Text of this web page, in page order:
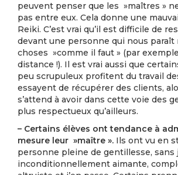
peuvent penser que les »maîtres »
pas entre eux. Cela donne une
Reiki. C’est vrai qu’il est difficile de
devant une personne qui nous paraît
choses »comme il faut » (par
distance !). Il est vrai aussi que
peu scrupuleux profitent du travail
essayent de récupérer des clients,
s’attend à avoir dans cette voie des
plus respectueux qu’ailleurs.
– Certains élèves ont tendance à
mesure leur »maître ». Ils ont vu en
personne pleine de gentillesse, sans
inconditionnellement aimante,